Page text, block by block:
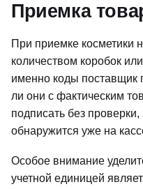
Приемка
При приемке косметики
количеством коробок
именно коды
ли они с фактическим
подписать без
обнаружится уже на
Особое внимание
учетной единицей